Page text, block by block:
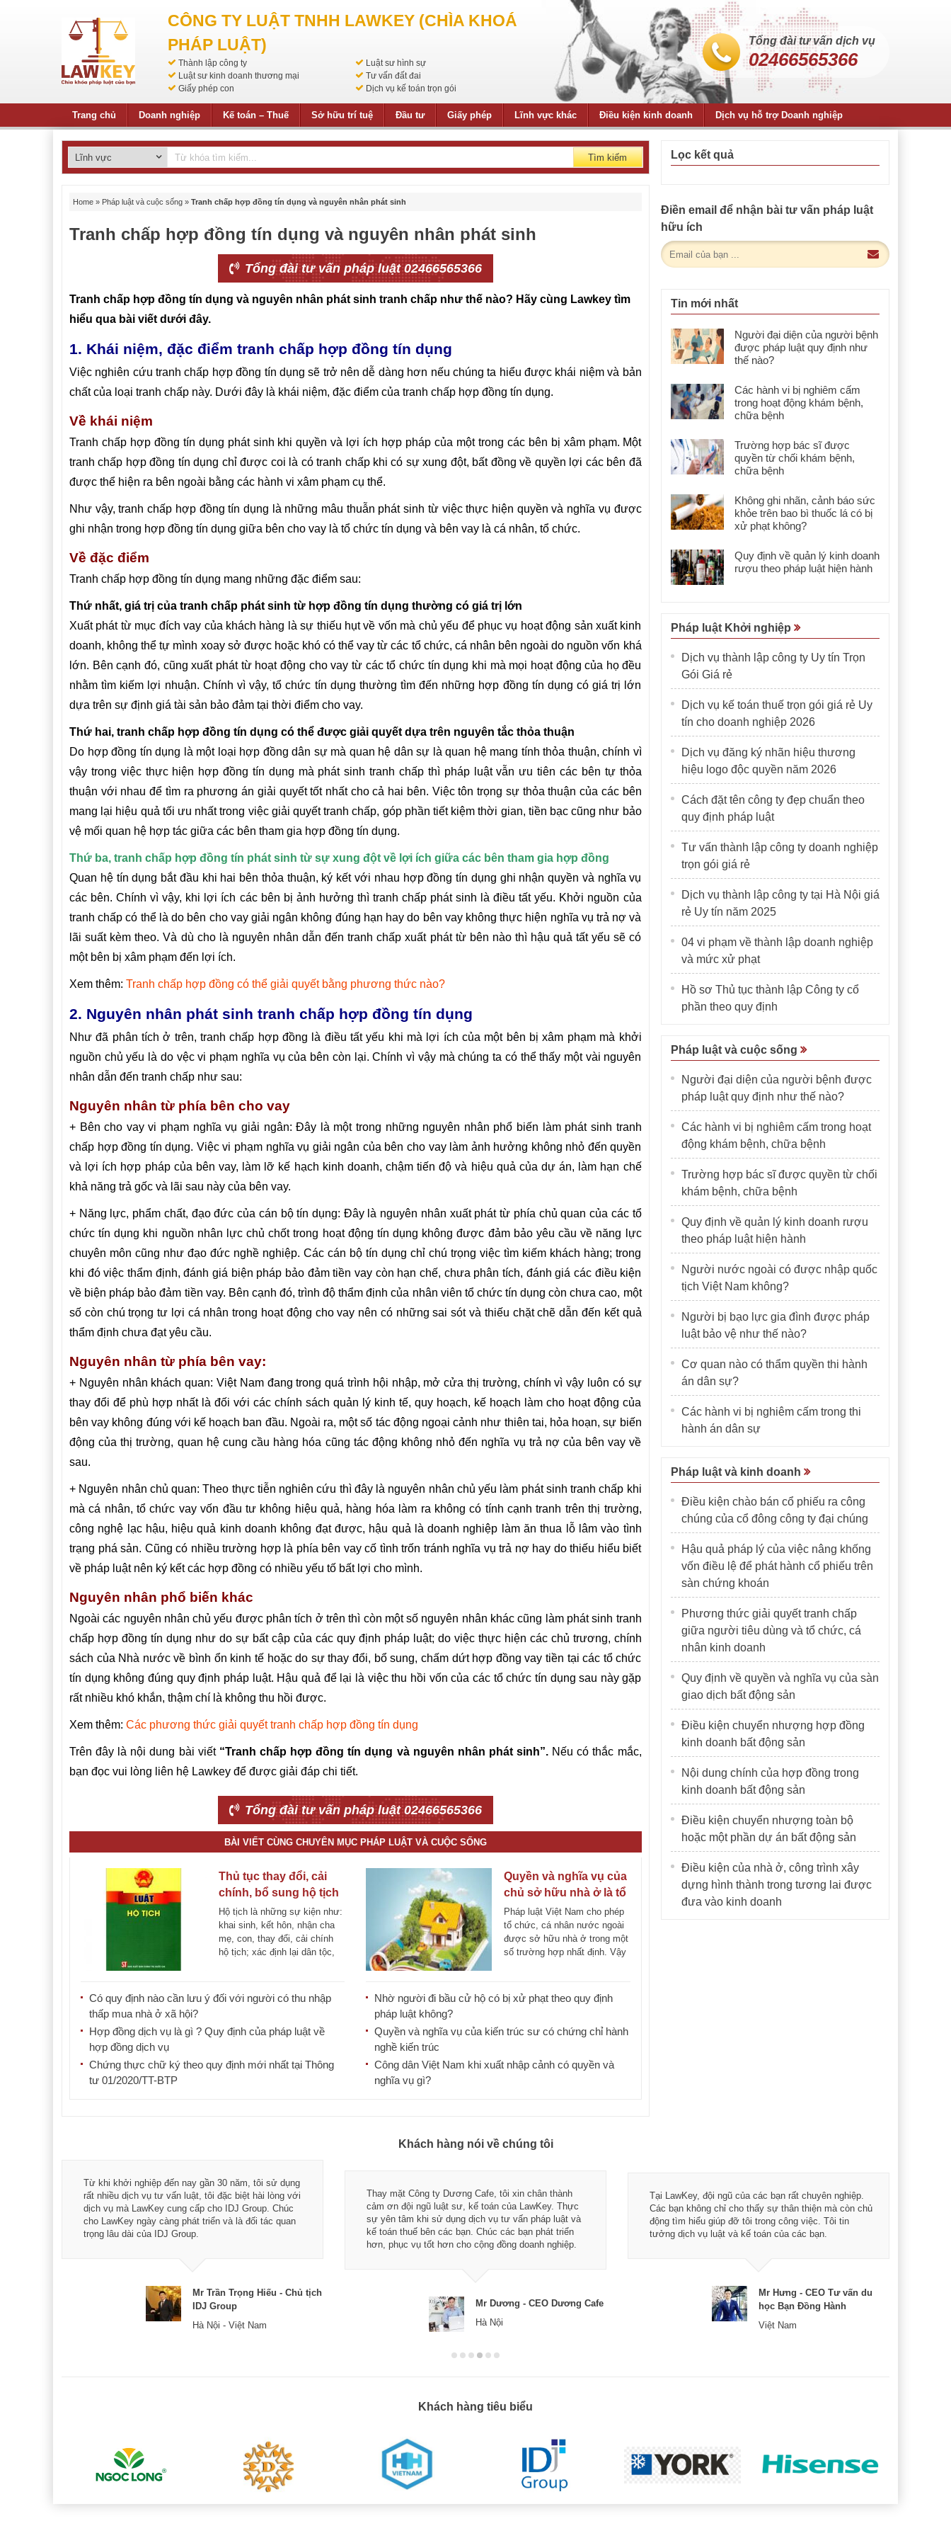
CÔNG TY LUẬT TNHH LAWKEY (CHÌA KHOÁ
PHÁP LUẬT)
Thành lập công ty
Luật sư hình sự
Luật sư kinh doanh thương mại
Tư vấn đất đai
Giấy phép con
Dịch vụ kế toán trọn gói
Tổng đài tư vấn dịch vụ
02466565366
Trang chủ Doanh nghiệp Kế toán – Thuế Sở hữu trí tuệ Đầu tư Giấy phép Lĩnh vực khác Điều kiện kinh doanh Dịch vụ hỗ trợ Doanh nghiệp
Tìm kiếm
Home » Pháp luật và cuộc sống » Tranh chấp hợp đồng tín dụng và nguyên nhân phát sinh
Tranh chấp hợp đồng tín dụng và nguyên nhân phát sinh
Tổng đài tư vấn pháp luật 02466565366
Tranh chấp hợp đồng tín dụng và nguyên nhân phát sinh tranh chấp như thế nào? Hãy cùng Lawkey tìm
hiểu qua bài viết dưới đây.
1. Khái niệm, đặc điểm tranh chấp hợp đồng tín dụng
Việc nghiên cứu tranh chấp hợp đồng tín dụng sẽ trở nên dễ dàng hơn nếu chúng ta hiểu được khái niệm và bản
chất của loại tranh chấp này. Dưới đây là khái niệm, đặc điểm của tranh chấp hợp đồng tín dụng.
Về khái niệm
Tranh chấp hợp đồng tín dụng phát sinh khi quyền và lợi ích hợp pháp của một trong các bên bị xâm phạm. Một
tranh chấp hợp đồng tín dụng chỉ được coi là có tranh chấp khi có sự xung đột, bất đồng về quyền lợi các bên đã
được thể hiện ra bên ngoài bằng các hành vi xâm phạm cụ thể.
Như vậy, tranh chấp hợp đồng tín dụng là những mâu thuẫn phát sinh từ việc thực hiện quyền và nghĩa vụ được
ghi nhận trong hợp đồng tín dụng giữa bên cho vay là tổ chức tín dụng và bên vay là cá nhân, tổ chức.
Về đặc điểm
Tranh chấp hợp đồng tín dụng mang những đặc điểm sau:
Thứ nhất, giá trị của tranh chấp phát sinh từ hợp đồng tín dụng thường có giá trị lớn
Xuất phát từ mục đích vay của khách hàng là sự thiếu hụt về vốn mà chủ yếu để phục vụ hoạt động sản xuất kinh
doanh, không thể tự mình xoay sở được hoặc khó có thể vay từ các tổ chức, cá nhân bên ngoài do nguồn vốn khá
lớn. Bên cạnh đó, cũng xuất phát từ hoạt động cho vay từ các tổ chức tín dụng khi mà mọi hoạt động của họ đều
nhằm tìm kiếm lợi nhuận. Chính vì vậy, tổ chức tín dụng thường tìm đến những hợp đồng tín dụng có giá trị lớn
dựa trên sự định giá tài sản bảo đảm tại thời điểm cho vay.
Thứ hai, tranh chấp hợp đồng tín dụng có thể được giải quyết dựa trên nguyên tắc thỏa thuận
Do hợp đồng tín dụng là một loại hợp đồng dân sự mà quan hệ dân sự là quan hệ mang tính thỏa thuận, chính vì
vậy trong việc thực hiện hợp đồng tín dụng mà phát sinh tranh chấp thì pháp luật vẫn ưu tiên các bên tự thỏa
thuận với nhau để tìm ra phương án giải quyết tốt nhất cho cả hai bên. Việc tôn trọng sự thỏa thuận của các bên
mang lại hiệu quả tối ưu nhất trong việc giải quyết tranh chấp, góp phần tiết kiệm thời gian, tiền bạc cũng như bảo
vệ mối quan hệ hợp tác giữa các bên tham gia hợp đồng tín dụng.
Thứ ba, tranh chấp hợp đồng tín phát sinh từ sự xung đột về lợi ích giữa các bên tham gia hợp đồng
Quan hệ tín dụng bắt đầu khi hai bên thỏa thuận, ký kết với nhau hợp đồng tín dụng ghi nhận quyền và nghĩa vụ
các bên. Chính vì vậy, khi lợi ích các bên bị ảnh hưởng thì tranh chấp phát sinh là điều tất yếu. Khởi nguồn của
tranh chấp có thể là do bên cho vay giải ngân không đúng hạn hay do bên vay không thực hiện nghĩa vụ trả nợ và
lãi suất kèm theo. Và dù cho là nguyên nhân dẫn đến tranh chấp xuất phát từ bên nào thì hậu quả tất yếu sẽ có
một bên bị xâm phạm đến lợi ích.
Xem thêm: Tranh chấp hợp đồng có thể giải quyết bằng phương thức nào?
2. Nguyên nhân phát sinh tranh chấp hợp đồng tín dụng
Như đã phân tích ở trên, tranh chấp hợp đồng là điều tất yếu khi mà lợi ích của một bên bị xâm phạm mà khởi
nguồn chủ yếu là do vệc vi phạm nghĩa vụ của bên còn lại. Chính vì vậy mà chúng ta có thể thấy một vài nguyên
nhân dẫn đến tranh chấp như sau:
Nguyên nhân từ phía bên cho vay
+ Bên cho vay vi phạm nghĩa vụ giải ngân: Đây là một trong những nguyên nhân phổ biến làm phát sinh tranh
chấp hợp đồng tín dụng. Việc vi phạm nghĩa vụ giải ngân của bên cho vay làm ảnh hưởng không nhỏ đến quyền
và lợi ích hợp pháp của bên vay, làm lỡ kế hạch kinh doanh, chậm tiến độ và hiệu quả của dự án, làm hạn chế
khả năng trả gốc và lãi sau này của bên vay.
+ Năng lực, phẩm chất, đạo đức của cán bộ tín dụng: Đây là nguyên nhân xuất phát từ phía chủ quan của các tổ
chức tín dụng khi nguồn nhân lực chủ chốt trong hoạt động tín dụng không được đảm bảo yêu cầu về năng lực
chuyên môn cũng như đạo đức nghề nghiệp. Các cán bộ tín dụng chỉ chú trọng việc tìm kiếm khách hàng; trong
khi đó việc thẩm định, đánh giá biện pháp bảo đảm tiền vay còn hạn chế, chưa phân tích, đánh giá các điều kiện
về biện pháp bảo đảm tiền vay. Bên cạnh đó, trình độ thẩm định của nhân viên tổ chức tín dụng còn chưa cao, một
số còn chú trọng tư lợi cá nhân trong hoạt động cho vay nên có những sai sót và thiếu chặt chẽ dẫn đến kết quả
thẩm định chưa đạt yêu cầu.
Nguyên nhân từ phía bên vay:
+ Nguyên nhân khách quan: Việt Nam đang trong quá trình hội nhập, mở cửa thị trường, chính vì vậy luôn có sự
thay đổi để phù hợp nhất là đối với các chính sách quản lý kinh tế, quy hoạch, kế hoạch làm cho hoạt động của
bên vay không đúng với kế hoạch ban đầu. Ngoài ra, một số tác động ngoại cảnh như thiên tai, hỏa hoạn, sự biến
động của thị trường, quan hệ cung cầu hàng hóa cũng tác động không nhỏ đến nghĩa vụ trả nợ của bên vay về
sau.
+ Nguyên nhân chủ quan: Theo thực tiễn nghiên cứu thì đây là nguyên nhân chủ yếu làm phát sinh tranh chấp khi
mà cá nhân, tổ chức vay vốn đầu tư không hiệu quả, hàng hóa làm ra không có tính cạnh tranh trên thị trường,
công nghệ lạc hậu, hiệu quả kinh doanh không đạt được, hậu quả là doanh nghiệp làm ăn thua lỗ lâm vào tình
trạng phá sản. Cũng có nhiều trường hợp là phía bên vay cố tình trốn tránh nghĩa vụ trả nợ hay do thiếu hiểu biết
về pháp luật nên ký kết các hợp đồng có nhiều yếu tố bất lợi cho mình.
Nguyên nhân phổ biến khác
Ngoài các nguyên nhân chủ yếu được phân tích ở trên thì còn một số nguyên nhân khác cũng làm phát sinh tranh
chấp hợp đồng tín dụng như do sự bất cập của các quy định pháp luật; do việc thực hiện các chủ trương, chính
sách của Nhà nước về bình ổn kinh tế hoặc do sự thay đổi, bổ sung, chấm dứt hợp đồng vay tiền tại các tổ chức
tín dụng không đúng quy định pháp luật. Hậu quả để lại là việc thu hồi vốn của các tổ chức tín dụng sau này gặp
rất nhiều khó khắn, thậm chí là không thu hồi được.
Xem thêm: Các phương thức giải quyết tranh chấp hợp đồng tín dụng
Trên đây là nội dung bài viết“Tranh chấp hợp đồng tín dụng và nguyên nhân phát sinh”. Nếu có thắc mắc,
bạn đọc vui lòng liên hệ Lawkey để được giải đáp chi tiết.
Tổng đài tư vấn pháp luật 02466565366
BÀI VIẾT CÙNG CHUYÊN MỤC PHÁP LUẬT VÀ CUỘC SỐNG
Thủ tục thay đổi, cải
chính, bổ sung hộ tịch
Hộ tịch là những sự kiện như:
khai sinh, kết hôn, nhận cha
mẹ, con, thay đổi, cải chính
hộ tịch; xác định lại dân tộc,
Có quy định nào cần lưu ý đối với người có thu nhập
thấp mua nhà ở xã hội?
Hợp đồng dịch vụ là gì ? Quy định của pháp luật về
hợp đồng dịch vụ
Chứng thực chữ ký theo quy định mới nhất tại Thông
tư 01/2020/TT-BTP
Quyền và nghĩa vụ của
chủ sở hữu nhà ở là tổ
chức, cá nhân nước
ngoài
Pháp luật Việt Nam cho phép
tổ chức, cá nhân nước ngoài
được sở hữu nhà ở trong một
số trường hợp nhất định. Vậy
Nhờ người đi bầu cử hộ có bị xử phạt theo quy định
pháp luật không?
Quyền và nghĩa vụ của kiến trúc sư có chứng chỉ hành
nghề kiến trúc
Công dân Việt Nam khi xuất nhập cảnh có quyền và
nghĩa vụ gì?
Lọc kết quả
Điền email để nhận bài tư vấn pháp luật
hữu ích
Tin mới nhất
Người đại diện của người bệnh
được pháp luật quy định như
thế nào?
Các hành vi bị nghiêm cấm
trong hoạt động khám bệnh,
chữa bệnh
Trường hợp bác sĩ được
quyền từ chối khám bệnh,
chữa bệnh
Không ghi nhãn, cảnh báo sức
khỏe trên bao bì thuốc lá có bị
xử phạt không?
Quy định về quản lý kinh doanh
rượu theo pháp luật hiện hành
Pháp luật Khởi nghiệp
Dịch vụ thành lập công ty Uy tín Trọn
Gói Giá rẻ
Dịch vụ kế toán thuế trọn gói giá rẻ Uy
tín cho doanh nghiệp 2026
Dịch vụ đăng ký nhãn hiệu thương
hiệu logo độc quyền năm 2026
Cách đặt tên công ty đẹp chuẩn theo
quy định pháp luật
Tư vấn thành lập công ty doanh nghiệp
trọn gói giá rẻ
Dịch vụ thành lập công ty tại Hà Nội giá
rẻ Uy tín năm 2025
04 vi phạm về thành lập doanh nghiệp
và mức xử phạt
Hồ sơ Thủ tục thành lập Công ty cổ
phần theo quy định
Pháp luật và cuộc sống
Người đại diện của người bệnh được
pháp luật quy định như thế nào?
Các hành vi bị nghiêm cấm trong hoạt
động khám bệnh, chữa bệnh
Trường hợp bác sĩ được quyền từ chối
khám bệnh, chữa bệnh
Quy định về quản lý kinh doanh rượu
theo pháp luật hiện hành
Người nước ngoài có được nhập quốc
tịch Việt Nam không?
Người bị bạo lực gia đình được pháp
luật bảo vệ như thế nào?
Cơ quan nào có thẩm quyền thi hành
án dân sự?
Các hành vi bị nghiêm cấm trong thi
hành án dân sự
Pháp luật và kinh doanh
Điều kiện chào bán cổ phiếu ra công
chúng của cổ đông công ty đại chúng
Hậu quả pháp lý của việc nâng khống
vốn điều lệ để phát hành cổ phiếu trên
sàn chứng khoán
Phương thức giải quyết tranh chấp
giữa người tiêu dùng và tổ chức, cá
nhân kinh doanh
Quy định về quyền và nghĩa vụ của sàn
giao dịch bất động sản
Điều kiện chuyển nhượng hợp đồng
kinh doanh bất động sản
Nội dung chính của hợp đồng trong
kinh doanh bất động sản
Điều kiện chuyển nhượng toàn bộ
hoặc một phần dự án bất động sản
Điều kiện của nhà ở, công trình xây
dựng hình thành trong tương lai được
đưa vào kinh doanh
Khách hàng nói về chúng tôi
Từ khi khởi nghiệp đến nay gần 30 năm, tôi sử dụng
rất nhiều dịch vụ tư vấn luật, tôi đặc biệt hài lòng với
dịch vụ mà LawKey cung cấp cho IDJ Group. Chúc
cho LawKey ngày càng phát triển và là đối tác quan
trọng lâu dài của IDJ Group.
Mr Trần Trọng Hiếu - Chủ tịch
IDJ Group
Hà Nội - Việt Nam
Thay mặt Công ty Dương Cafe, tôi xin chân thành
cảm ơn đội ngũ luật sư, kế toán của LawKey. Thực
sự yên tâm khi sử dụng dịch vụ tư vấn pháp luật và
kế toán thuế bên các bạn. Chúc các bạn phát triển
hơn, phục vụ tốt hơn cho cộng đồng doanh nghiệp.
Mr Dương - CEO Dương Cafe
Hà Nội
Tại LawKey, đội ngũ của các bạn rất chuyên nghiệp.
Các bạn không chỉ cho thấy sự thân thiện mà còn chủ
động tìm hiểu giúp đỡ tôi trong công việc. Tôi tin
tưởng dịch vụ luật và kế toán của các bạn.
Mr Hưng - CEO Tư vấn du
học Bạn Đồng Hành
Việt Nam
Khách hàng tiêu biểu